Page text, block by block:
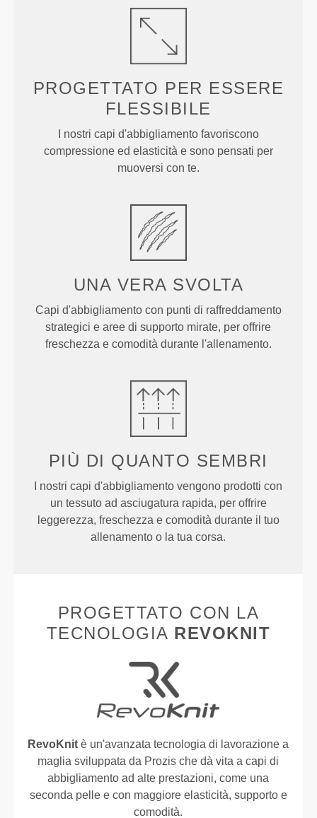
PROGETTATO PER ESSERE
FLESSIBILE
I nostri capi d'abbigliamento favoriscono
compressione ed elasticità e sono pensati per
muoversi con te.
UNA VERA SVOLTA
Capi d'abbigliamento con punti di raffreddamento
strategici e aree di supporto mirate, per offrire
freschezza e comodità durante l'allenamento.
PIÙ DI QUANTO SEMBRI
I nostri capi d'abbigliamento vengono prodotti con
un tessuto ad asciugatura rapida, per offrire
leggerezza, freschezza e comodità durante il tuo
allenamento o la tua corsa.
PROGETTATO CON LA
TECNOLOGIA REVOKNIT
RevoKnit è un'avanzata tecnologia di lavorazione a
maglia sviluppata da Prozis che dà vita a capi di
abbigliamento ad alte prestazioni, come una
seconda pelle e con maggiore elasticità, supporto e
comodità.